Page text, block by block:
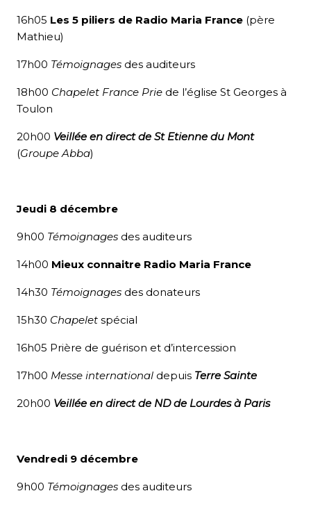
16h05 Les 5 piliers de Radio Maria France (père
Mathieu)
17h00 Témoignages des auditeurs
18h00 Chapelet France Prie de l’église St Georges à
Toulon
20h00 Veillée en direct de St Etienne du Mont
(Groupe Abba)
Jeudi 8 décembre
9h00 Témoignages des auditeurs
14h00 Mieux connaitre Radio Maria France
14h30 Témoignages des donateurs
15h30 Chapelet spécial
16h05 Prière de guérison et d’intercession
17h00 Messe international depuis Terre Sainte
20h00 Veillée en direct de ND de Lourdes à Paris
Vendredi 9 décembre
9h00 Témoignages des auditeurs